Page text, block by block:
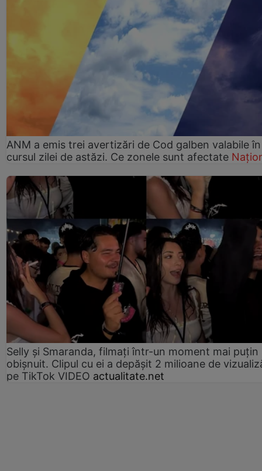
ANM a emis trei avertizări de Cod galben valabile în
cursul zilei de astăzi. Ce zonele sunt afectate
Selly și Smaranda, filmați într-un moment mai puțin
obișnuit. Clipul cu ei a depășit 2 milioane de
pe TikTok VIDEO actualitate.net